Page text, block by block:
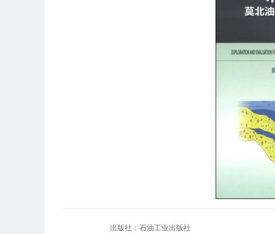
出版社：石油工业出版社